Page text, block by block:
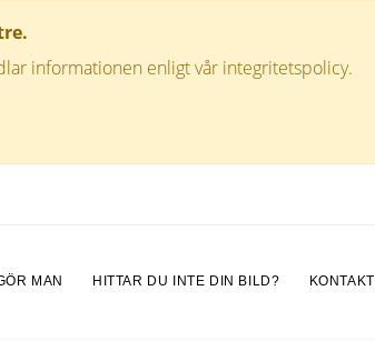
informationen enligt vår integritetspolicy.
MAN HITTAR DU INTE DIN BILD? KONTAKT